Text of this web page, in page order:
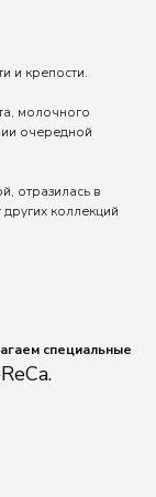
и крепости.
молочного
очередной
отразилась в
коллекций
специальные